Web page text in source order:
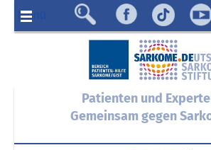
Menü
Patienten und
Gemeinsam gegen